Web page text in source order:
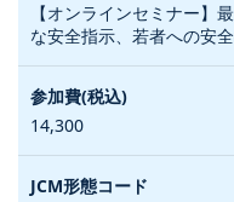
【オンラインセミナー】
な安全指示、若者への安
14,300